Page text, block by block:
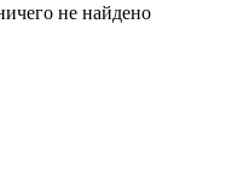
не найдено